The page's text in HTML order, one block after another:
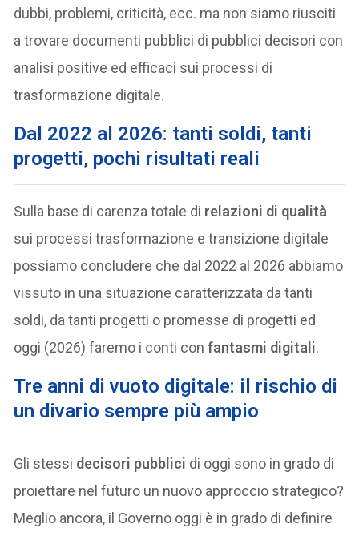
dubbi, problemi, criticità, ecc. ma non siamo riusciti
a trovare documenti pubblici di pubblici decisori con
analisi positive ed efficaci sui processi di
trasformazione digitale.
Dal 2022 al 2026: tanti soldi, tanti
progetti, pochi risultati reali
Sulla base di carenza totale di relazioni di qualità
sui processi trasformazione e transizione digitale
possiamo concludere che dal 2022 al 2026 abbiamo
vissuto in una situazione caratterizzata da tanti
soldi, da tanti progetti o promesse di progetti ed
oggi (2026) faremo i conti confantasmi digitali.
Tre anni di vuoto digitale: il rischio di
un divario sempre più ampio
Gli stessi decisori pubblici di oggi sono in grado di
proiettare nel futuro un nuovo approccio strategico?
Meglio ancora, il Governo oggi è in grado di definire